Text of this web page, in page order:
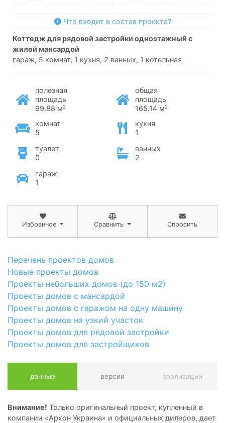
Что входит в состав проекта?
коттедж для рядовой застройки одноэтажный с
жилой мансардой
гараж, 5 комнат, 1 кухня, 2 ванных, 1 котельная
полезная
площадь
99.88 м2
общая
площадь
165.14 м2
комнат
5
кухня
1
туалет
0
ванных
2
гараж
1
Избранное Сравнить Спросить
Перечень проектов домов
Новые проекты домов
Проекты небольших домов (до 150 м2)
Проекты домов с мансардой
Проекты домов с гаражом на одну машину
Проекты домов на узкий участок
Проекты домов для рядовой застройки
Проекты домов для застройщиков
данные версии реализации
Внимание! Только оригинальный проект, купленный в
компании «Архон Украина» и официальных дилеров, дает